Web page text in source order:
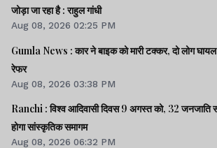
जोड़ा जा रहा है : राहुल गांधी
Aug 08, 2026 02:25 PM
Gumla News : कार ने बाइक को मारी टक्कर, दो लोग
रेफर
Aug 08, 2026 03:38 PM
Ranchi : विश्व आदिवासी दिवस 9 अगस्त को, 32 जनजाति
होगा सांस्कृतिक समागम
Aug 08, 2026 06:32 PM